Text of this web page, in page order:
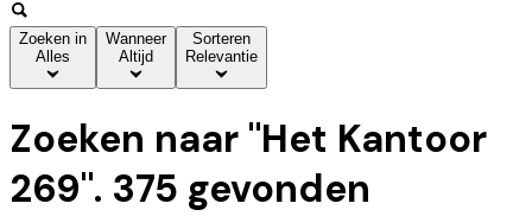
Zoeken in
Alles
Wanneer
Altijd
Sorteren
Relevantie
Zoeken naar "Het Kantoor
269". 375 gevonden